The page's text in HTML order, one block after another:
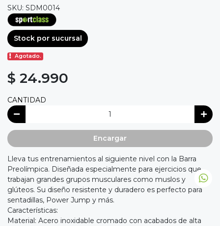
SKU: SDM0014
Stock por sucursal
Agotado.
$ 24.990
CANTIDAD
Encargar
Lleva tus entrenamientos al siguiente nivel con la Barra
Preolímpica. Diseñada especialmente para ejercicios que
trabajan grandes grupos musculares como muslos y
glúteos. Su diseño resistente y duradero es perfecto para
sentadillas, Power Jump y más.
Características:
Material: Acero inoxidable cromado con acabados de alta